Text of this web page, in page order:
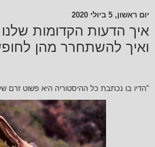
יום ראשון, 5 ביולי 2020
איך הדעות הקדומות
ואיך להשתחרר מהן
"הדיו בו נכתבת כל ההיסטוריה היא פשוט זרם